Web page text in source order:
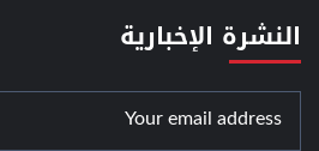
النشرة الإخبارية